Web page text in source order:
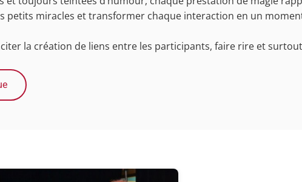
petits miracles et transformer chaque interaction en un
la création de liens entre les participants, faire rire et